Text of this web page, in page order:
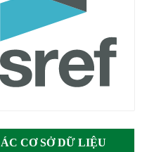
CƠ SỞ DỮ LIỆU